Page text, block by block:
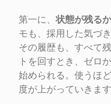
第一に、状態が残る
モも、採用した気づ
その履歴も、すべて
トを回すとき、ゼロ
始められる。使うほ
度が上がっていきます